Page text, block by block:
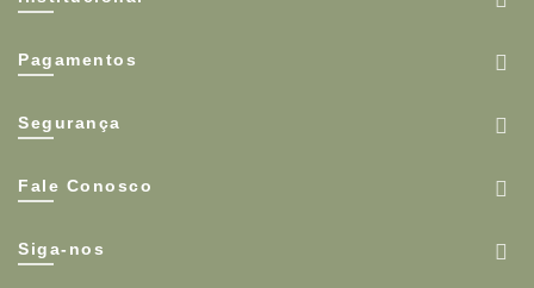
Pagamentos
Segurança
Fale Conosco
Siga-nos